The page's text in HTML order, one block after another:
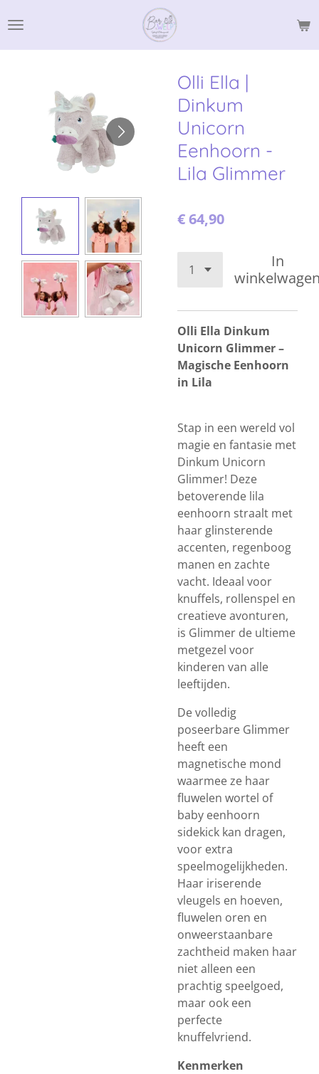
direct
naar
Olli Ella |
Dinkum
Unicorn
Eenhoorn -
Lila Glimmer
€ 64,90
In
Olli Ella Dinkum
Unicorn Glimmer –
Magische Eenhoorn
in Lila
Stap in een wereld vol
magie en fantasie met
Dinkum Unicorn
Glimmer! Deze
betoverende lila
eenhoorn straalt met
haar glinsterende
accenten, regenboog
manen en zachte
vacht. Ideaal voor
knuffels, rollenspel en
creatieve avonturen,
is Glimmer de ultieme
metgezel voor
kinderen van alle
leeftijden.
De volledig
poseerbare Glimmer
heeft een
magnetische mond
waarmee ze haar
fluwelen wortel of
baby eenhoorn
sidekick kan dragen,
voor extra
speelmogelijkheden.
Haar iriserende
vleugels en hoeven,
fluwelen oren en
onweerstaanbare
zachtheid maken haar
niet alleen een
prachtig speelgoed,
maar ook een
perfecte
knuffelvriend.
Kenmerken